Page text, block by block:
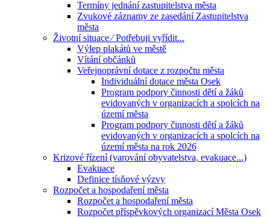
Termíny jednání zastupitelstva města
Zvukové záznamy ze zasedání Zastupitelstva
města
Životní situace ⁄ Potřebuji vyřídit...
Výlep plakátů ve městě
Vítání občánků
Veřejnoprávní dotace z rozpočtu města
Individuální dotace města Osek
Program podpory činnosti dětí a žáků
evidovaných v organizacích a spolcích na
území města
Program podpory činnosti dětí a žáků
evidovaných v organizacích a spolcích na
území města na rok 2026
Krizové řízení (varování obyvatelstva, evakuace...)
Evakuace
Definice tísňové výzvy
Rozpočet a hospodaření města
Rozpočet a hospodaření města
Rozpočet příspěvkových organizací Města Osek